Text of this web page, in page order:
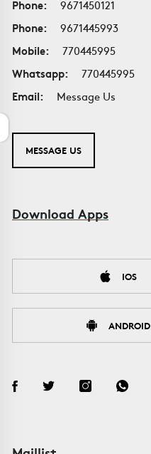
Phone:
9671450121
Phone:
9671445993
Mobile:
770445995
Whatsapp:
770445995
Email:
Message Us
MESSAGE US
Download Apps
IOS
ANDROID